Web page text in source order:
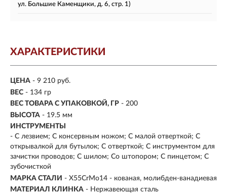
ул. Большие Каменщики, д. 6, стр. 1)
ХАРАКТЕРИСТИКИ
ЦЕНА - 9 210 руб.
ВЕС - 134 гр
ВЕС ТОВАРА С УПАКОВКОЙ, ГР - 200
ВЫСОТА - 19.5 мм
ИНСТРУМЕНТЫ
- С лезвием; С консервным ножом; С малой отверткой; С
открывалкой для бутылок; С отверткой; С инструментом для
зачистки проводов; С шилом; Со штопором; С пинцетом; С
зубочисткой
МАРКА СТАЛИ - X55CrMo14 - кованая, молибден-ванадиевая
МАТЕРИАЛ КЛИНКА - Нержавеющая сталь